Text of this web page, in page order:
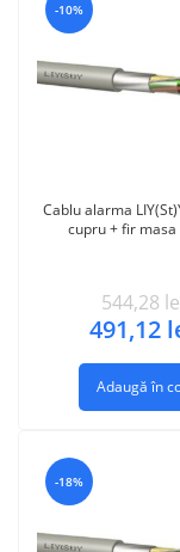
-10%
Cablu alarma
cupru + fir masa
544,28
491,12
Adaugă în
-18%